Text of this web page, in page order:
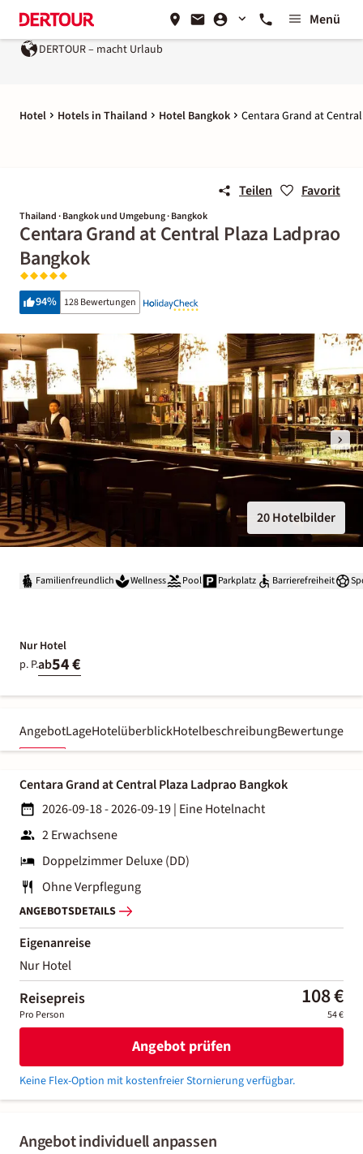
Menü
– macht Urlaub Ein Unternehmen der
Hotel Hotels in Thailand Hotel Bangkok Centara Grand at
Teilen Favorit
Thailand · Bangkok und Umgebung · Bangkok
Centara Grand at Central Plaza Ladprao
Bangkok
94% 128 Bewertungen
20 Hotelbilder
Familienfreundlich Wellness Pool Parkplatz Barrierefreiheit
Nur Hotel
p. P.ab54 €
AngebotLageHotelüberblickHotelbeschreibungBewertungen
Angebot individuell anpassen
Centara Grand at Central Plaza Ladprao Bangkok
2026-09-18 - 2026-09-19| Eine Hotelnacht
2 Erwachsene
Doppelzimmer Deluxe (DD)
Ohne Verpflegung
ANGEBOTSDETAILS
Eigenanreise
Nur Hotel
Reisepreis 108 €
Pro Person 54 €
Angebot prüfen
Keine Flex-Option mit kostenfreier Stornierung verfügbar.